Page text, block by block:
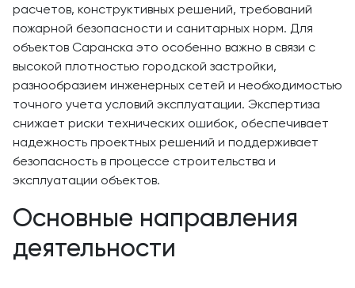
расчетов, конструктивных решений, требований
пожарной безопасности и санитарных норм. Для
объектов Саранска это особенно важно в связи с
высокой плотностью городской застройки,
разнообразием инженерных сетей и необходимостью
точного учета условий эксплуатации. Экспертиза
снижает риски технических ошибок, обеспечивает
надежность проектных решений и поддерживает
безопасность в процессе строительства и
эксплуатации объектов.
Основные направления
деятельности